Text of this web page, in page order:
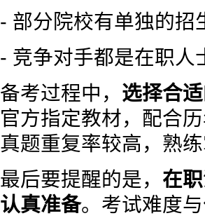
- 部分院校有单独的招
- 竞争对手都是在职人
备考过程中， 选择合
官方指定教材，配合
真题重复率较高，熟
最后要提醒的是， 在
认真准备。考试难度